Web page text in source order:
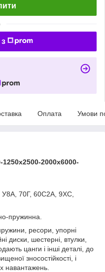
Оплата Умови
2000х6000-
У8А, 70Г, 60С2А, 9ХС,
пружинна.
ресори, упорні
диски, шестерні, втулки,
цанги і інші деталі, до
зносостійкості, і
навантажень.